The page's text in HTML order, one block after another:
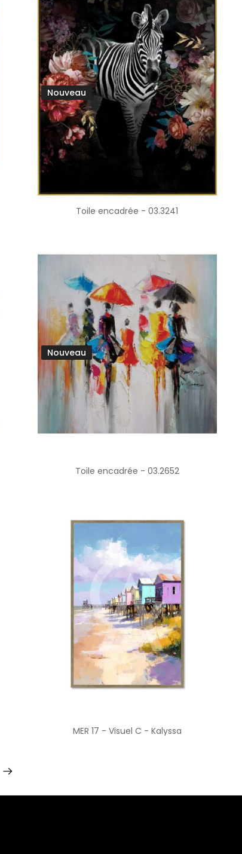
Nouveau
Toile encadrée - 03.3241
Nouveau
Toile encadrée - 03.2652
MER 17 - Visuel C - Kalyssa
Suivant